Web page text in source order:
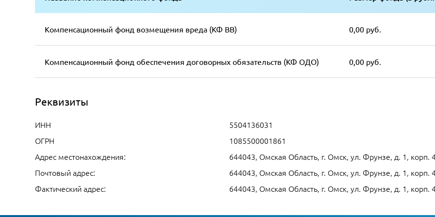
Компенсационный фонд возмещения вреда (КФ ВВ) 0,00 руб.
Компенсационный фонд обеспечения договорных обязательств (КФ ОДО) 0,00 руб.
Реквизиты
ИНН
5504136031
ОГРН
1085500001861
Адрес местонахождения:
644043, Омская Область, г. Омск, ул. Фрунзе, д. 1, корп.
Почтовый адрес:
644043, Омская Область, г. Омск, ул. Фрунзе, д. 1, корп.
Фактический адрес:
644043, Омская Область, г. Омск, ул. Фрунзе, д. 1, корп.